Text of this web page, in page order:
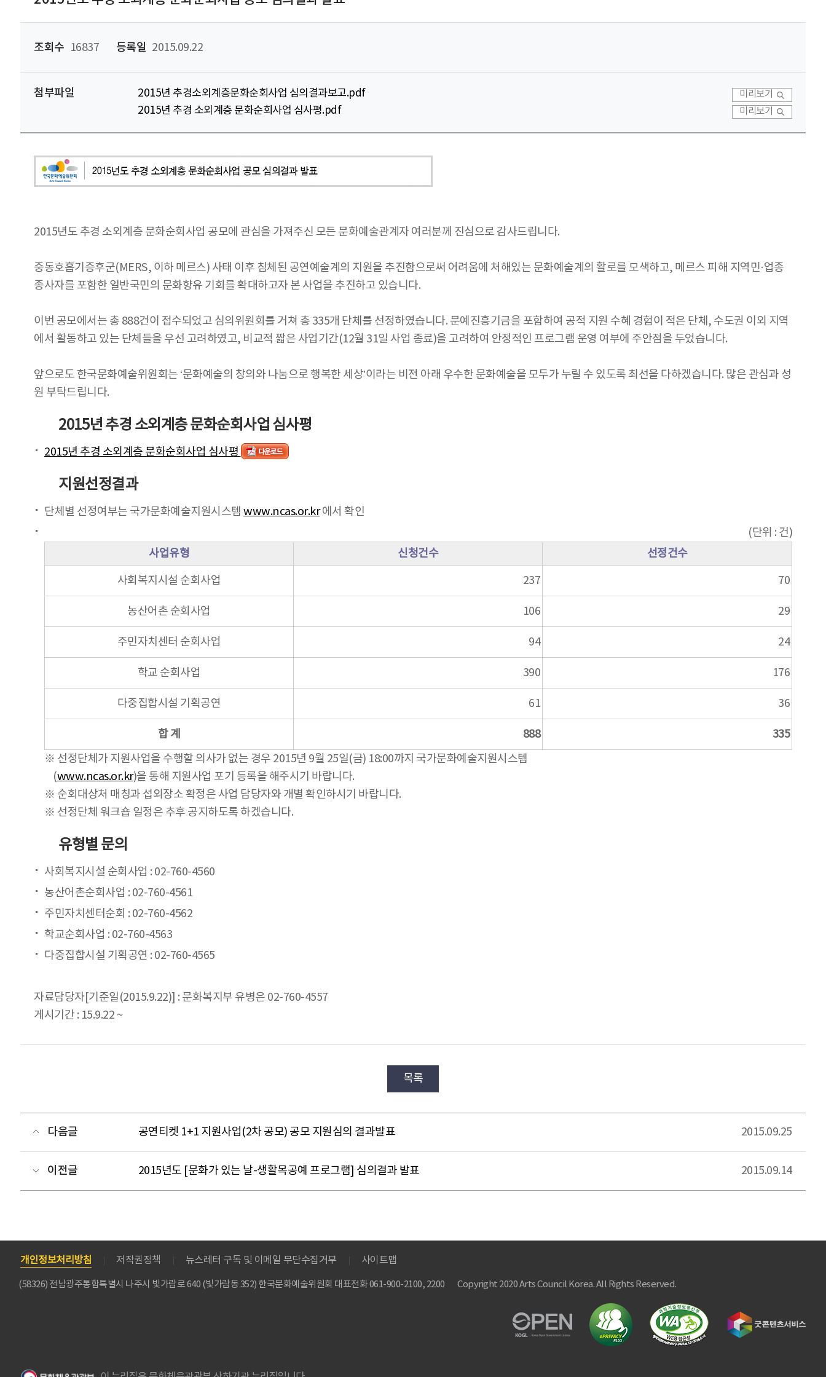
조회수 16837 등록일 2015.09.22
첨부파일 2015년 추경소외계층문화순회사업 심의결과보고.pdf 미리보기
2015년 추경 소외계층 문화순회사업 심사평.pdf 미리보기
2015년도 추경 소외계층 문화순회사업 공모에 관심을 가져주신 모든 문화예술관계자 여러분께 진심으로 감사드립니다.
중동호흡기증후군(MERS, 이하 메르스) 사태 이후 침체된 공연예술계의 지원을 추진함으로써 어려움에 처해있는 문화예술계의 활로를 모색하고, 메르스 피해 지역민·업종
종사자를 포함한 일반국민의 문화향유 기회를 확대하고자 본 사업을 추진하고 있습니다.
이번 공모에서는 총 888건이 접수되었고 심의위원회를 거쳐 총 335개 단체를 선정하였습니다. 문예진흥기금을 포함하여 공적 지원 수혜 경험이 적은 단체, 수도권 이외 지역
에서 활동하고 있는 단체들을 우선 고려하였고, 비교적 짧은 사업기간(12월 31일 사업 종료)을 고려하여 안정적인 프로그램 운영 여부에 주안점을 두었습니다.
앞으로도 한국문화예술위원회는 ‘문화예술의 창의와 나눔으로 행복한 세상’이라는 비전 아래 우수한 문화예술을 모두가 누릴 수 있도록 최선을 다하겠습니다. 많은 관심과 성
원 부탁드립니다.
2015년 추경 소외계층 문화순회사업 심사평
2015년 추경 소외계층 문화순회사업 심사평
지원선정결과
단체별 선정여부는 국가문화예술지원시스템 www.ncas.or.kr에서 확인
(단위 : 건)
사업유형
신청건수 선정건수
사회복지시설 순회사업 237 70
농산어촌 순회사업 106 29
주민자치센터 순회사업 94 24
학교 순회사업 390 176
다중집합시설 기획공연 61 36
합 계 888
335
※ 선정단체가 지원사업을 수행할 의사가 없는 경우 2015년 9월 25일(금) 18:00까지 국가문화예술지원시스템
(www.ncas.or.kr)을 통해 지원사업 포기 등록을 해주시기 바랍니다.
※ 순회대상처 매칭과 섭외장소 확정은 사업 담당자와 개별 확인하시기 바랍니다.
※ 선정단체 워크숍 일정은 추후 공지하도록 하겠습니다.
유형별 문의
사회복지시설 순회사업 : 02-760-4560
농산어촌순회사업 : 02-760-4561
주민자치센터순회 : 02-760-4562
학교순회사업 : 02-760-4563
다중집합시설 기획공연 : 02-760-4565
자료담당자[기준일(2015.9.22)] : 문화복지부 유병은 02-760-4557
게시기간 : 15.9.22 ~
목록
다음글 공연티켓 1+1 지원사업(2차 공모) 공모 지원심의 결과발표 2015.09.25
이전글 2015년도 [문화가 있는 날-생활목공예 프로그램] 심의결과 발표 2015.09.14
개인정보처리방침 저작권정책 뉴스레터 구독 및 이메일 무단수집거부 사이트맵
(58326) 전남광주통합특별시 나주시 빛가람로 640 (빛가람동 352) 한국문화예술위원회 대표전화 061-900-2100, 2200 Copyright 2020 Arts Council Korea. All Rights Reserved.